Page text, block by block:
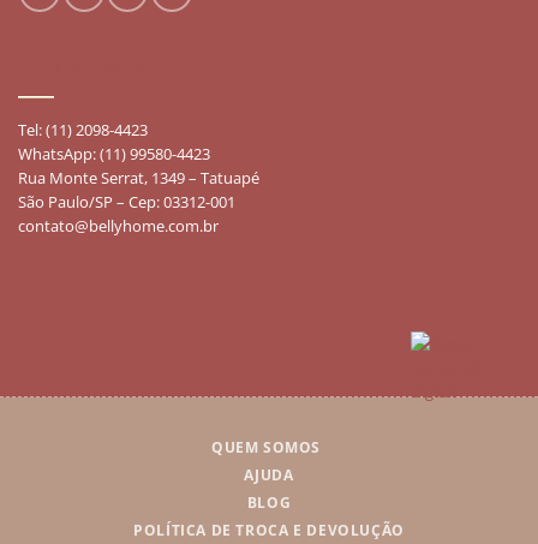
Tel: (11) 2098-4423
WhatsApp: (11) 99580-4423
Rua Monte Serrat, 1349 – Tatuapé
São Paulo/SP – Cep: 03312-001
contato@bellyhome.com.br
QUEM SOMOS
AJUDA
BLOG
POLÍTICA DE TROCA E DEVOLUÇÃO